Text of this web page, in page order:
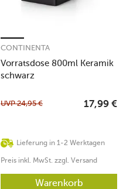
Vorratsdose 800ml Keramik
schwarz
CONTINENTA
Lieferung in 1-2 Werktagen
UVP24,95 € 17,99 €
Preis inkl. MwSt. zzgl. Versand
Warenkorb